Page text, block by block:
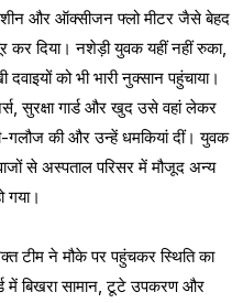
और ऑक्सीजन फ्लो मीटर जैसे बेहद
कर दिया। नशेड़ी युवक यहीं नहीं रुका,
को भी भारी नुक्सान पहुंचाया।
सुरक्षा गार्ड और खुद उसे वहां लेकर
गलौज की और उन्हें धमकियां दीं। युवक
से अस्पताल परिसर में मौजूद अन्य
गया।
टीम ने मौके पर पहुंचकर स्थिति का
में बिखरा सामान, टूटे उपकरण और